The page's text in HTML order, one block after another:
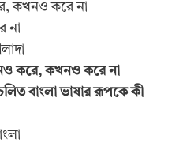
কখনও করে না
না
করে, কখনও করে না
বাংলা ভাষার রূপকে কী